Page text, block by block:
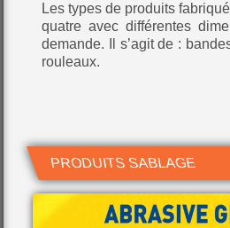
Les types de produits
quatre avec différentes
demande. Il s’agit de :
rouleaux.
PRODUITS SABLAGE